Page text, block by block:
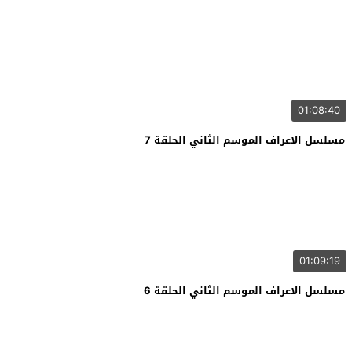
01:08:40
مسلسل الاعراف الموسم الثاني الحلقة 7
01:09:19
مسلسل الاعراف الموسم الثاني الحلقة 6